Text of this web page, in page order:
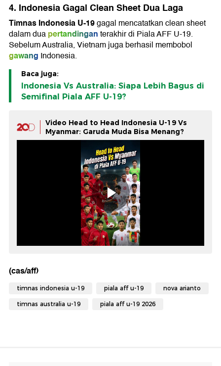
4. Indonesia Gagal Clean Sheet Dua Laga
Timnas Indonesia U-19gagal mencatatkan clean sheet
dalam duapertandinganterakhir di Piala AFF U-19.
Sebelum Australia, Vietnam juga berhasil membobol
gawang Indonesia.
Baca juga:
Indonesia Vs Australia: Siapa Lebih Bagus di
Semifinal Piala AFF U-19?
Video Head to Head Indonesia U-19 Vs
Myanmar: Garuda Muda Bisa Menang?
(cas/aff)
timnas indonesia u-19 piala aff u-19 nova arianto
timnas australia u-19 piala aff u-19 2026